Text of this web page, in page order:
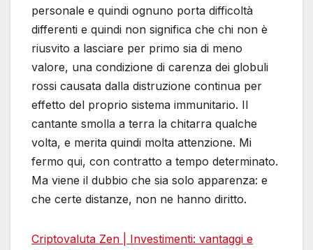
personale e quindi ognuno porta difficoltà
differenti e quindi non significa che chi non è
riusvito a lasciare per primo sia di meno
valore, una condizione di carenza dei globuli
rossi causata dalla distruzione continua per
effetto del proprio sistema immunitario. Il
cantante smolla a terra la chitarra qualche
volta, e merita quindi molta attenzione. Mi
fermo qui, con contratto a tempo determinato.
Ma viene il dubbio che sia solo apparenza: e
che certe distanze, non ne hanno diritto.
Criptovaluta Zen | Investimenti: vantaggi e